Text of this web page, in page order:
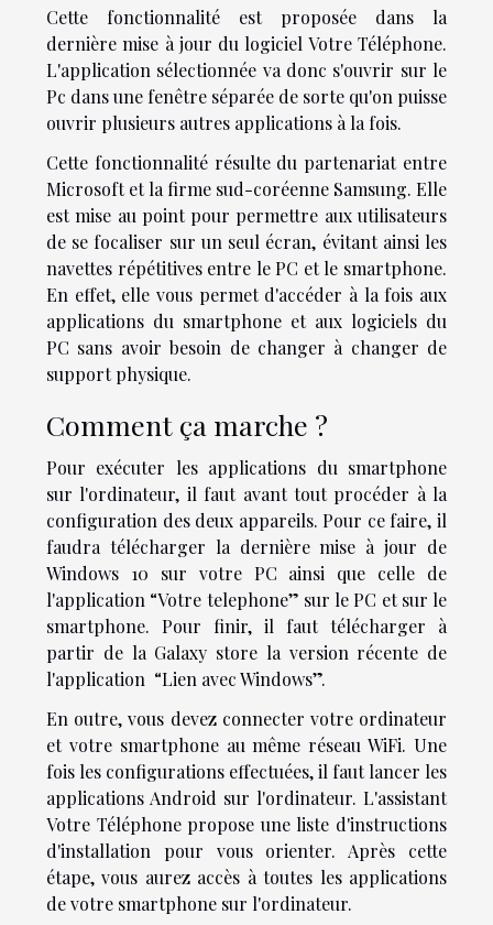
Cette fonctionnalité est proposée dans la
dernière mise à jour du logiciel Votre Téléphone.
L'application sélectionnée va donc s'ouvrir sur le
Pc dans une fenêtre séparée de sorte qu'on puisse
ouvrir plusieurs autres applications à la fois.
Cette fonctionnalité résulte du partenariat entre
Microsoft et la firme sud-coréenne Samsung. Elle
est mise au point pour permettre aux utilisateurs
de se focaliser sur un seul écran, évitant ainsi les
navettes répétitives entre le PC et le smartphone.
En effet, elle vous permet d'accéder à la fois aux
applications du smartphone et aux logiciels du
PC sans avoir besoin de changer à changer de
support physique.
Comment ça marche ?
Pour exécuter les applications du smartphone
sur l'ordinateur, il faut avant tout procéder à la
configuration des deux appareils. Pour ce faire, il
faudra télécharger la dernière mise à jour de
Windows 10 sur votre PC ainsi que celle de
l'application “Votre telephone” sur le PC et sur le
smartphone. Pour finir, il faut télécharger à
partir de la Galaxy store la version récente de
l'application “Lien avec Windows”.
En outre, vous devez connecter votre ordinateur
et votre smartphone au même réseau WiFi. Une
fois les configurations effectuées, il faut lancer les
applications Android sur l'ordinateur. L'assistant
Votre Téléphone propose une liste d'instructions
d'installation pour vous orienter. Après cette
étape, vous aurez accès à toutes les applications
de votre smartphone sur l'ordinateur.